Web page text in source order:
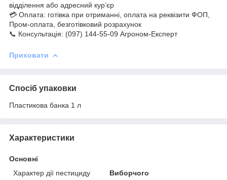
відділення або адресний кур’єр
💳 Оплата: готівка при отриманні, оплата на реквізити ФОП,
Пром-оплата, безготівковий розрахунок
📞 Консультація: (097) 144-55-09 Агроном-Експерт
Приховати
Спосіб упаковки
Пластикова банка 1 л
Характеристики
Основні
Характер дії пестициду
Виборчого